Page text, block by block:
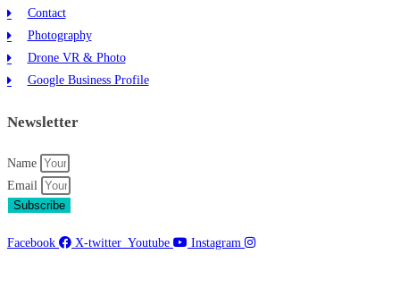
Contact
Photography
Drone VR & Photo
Google Business Profile
Newsletter
Name
Email
Subscribe
Facebook X-twitter Youtube Instagram